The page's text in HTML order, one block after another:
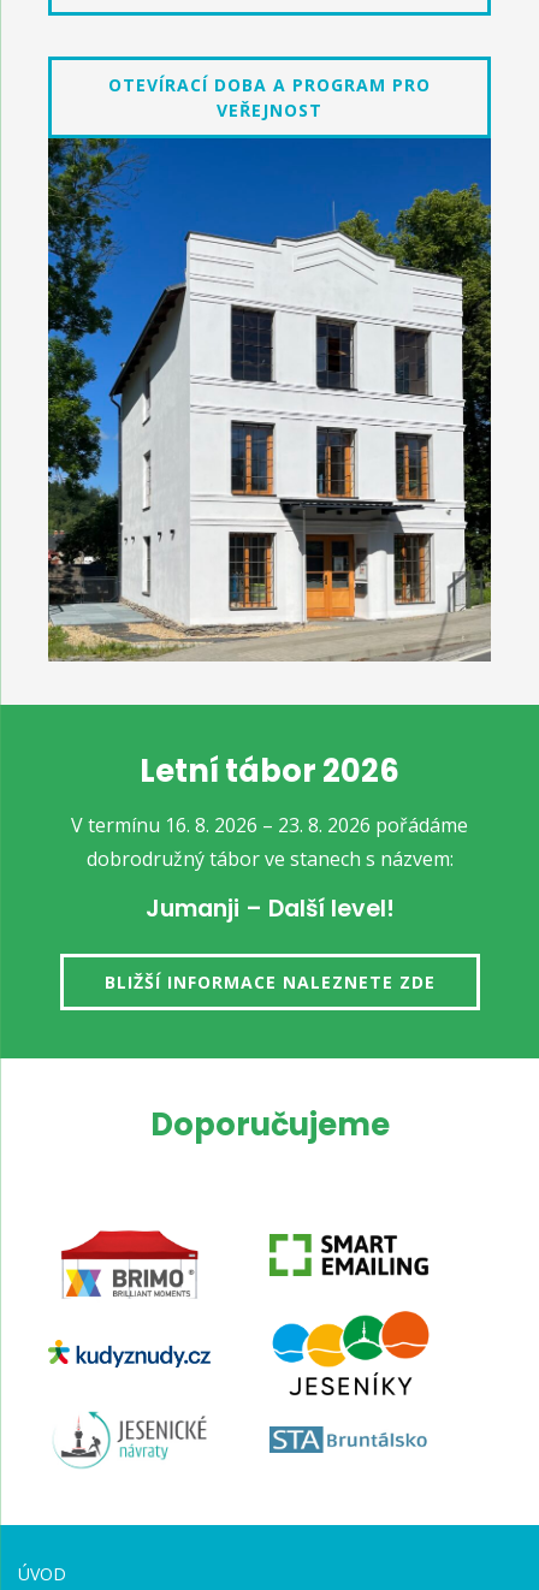
OTEVÍRACÍ DOBA A PROGRAM PRO
VEŘEJNOST
Letní tábor 2026
V termínu 16. 8. 2026 – 23. 8. 2026 pořádáme
dobrodružný tábor ve stanech s názvem:
Jumanji – Další level!
BLIŽŠÍ INFORMACE NALEZNETE ZDE
Doporučujeme
ÚVOD